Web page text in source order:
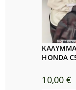
HONDA
10,00€